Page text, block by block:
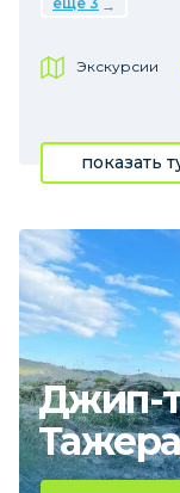
Экскурсии
показать
Джип-